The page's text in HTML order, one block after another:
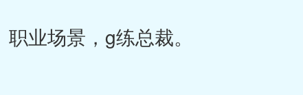
职业场景，g练总裁。